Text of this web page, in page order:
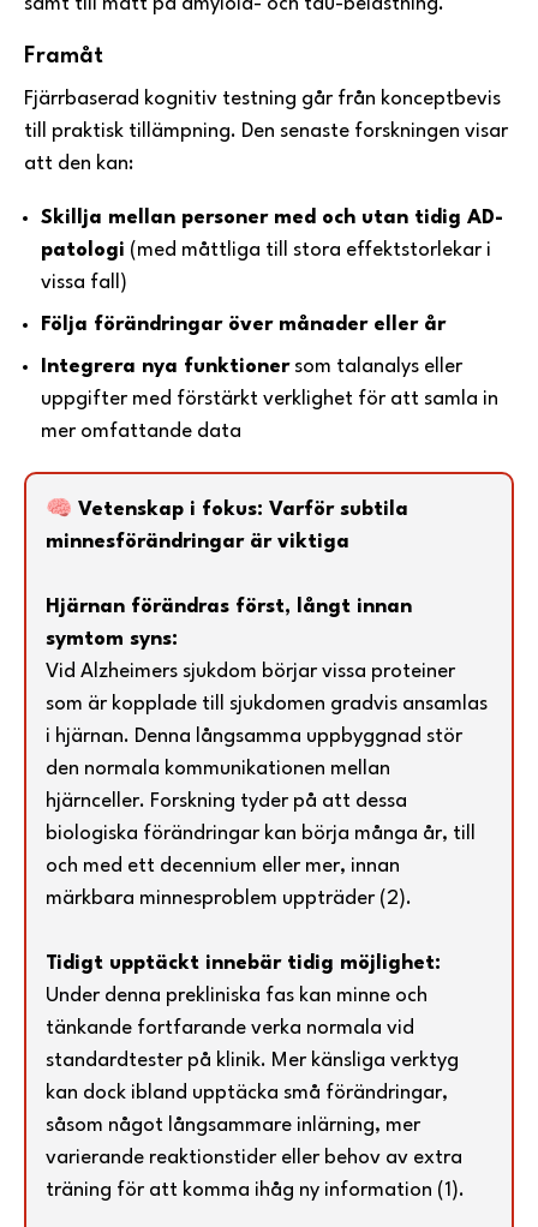
Framåt
Fjärrbaserad kognitiv testning går från konceptbevis
till praktisk tillämpning. Den senaste forskningen visar
att den kan:
Skillja mellan personer med och utan tidig AD-
patologi (med måttliga till stora effektstorlekar i
vissa fall)
Följa förändringar över månader eller år
Integrera nya funktionersom talanalys eller
uppgifter med förstärkt verklighet för att samla in
mer omfattande data
🧠 Vetenskap i fokus: Varför subtila
minnesförändringar är viktiga
Hjärnan förändras först, långt innan
symtom syns:
Vid Alzheimers sjukdom börjar vissa proteiner
som är kopplade till sjukdomen gradvis ansamlas
i hjärnan. Denna långsamma uppbyggnad stör
den normala kommunikationen mellan
hjärnceller. Forskning tyder på att dessa
biologiska förändringar kan börja många år, till
och med ett decennium eller mer, innan
märkbara minnesproblem uppträder (2).
Tidigt upptäckt innebär tidig möjlighet:
Under denna prekliniska fas kan minne och
tänkande fortfarande verka normala vid
standardtester på klinik. Mer känsliga verktyg
kan dock ibland upptäcka små förändringar,
såsom något långsammare inlärning, mer
varierande reaktionstider eller behov av extra
träning för att komma ihåg ny information (1).